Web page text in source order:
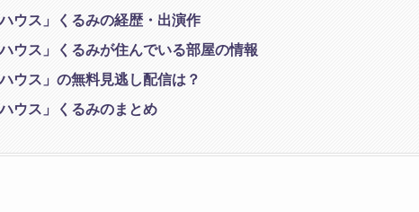
ハウス」くるみの経歴・出演作
ハウス」くるみが住んでいる部屋の情報
ウス」の無料見逃し配信は？
ハウス」くるみのまとめ